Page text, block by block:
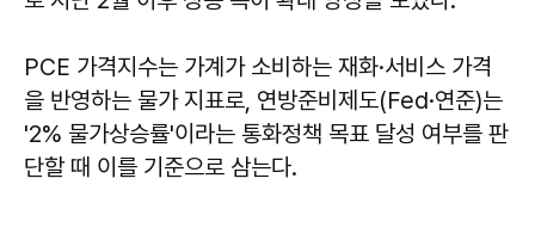
PCE 가격지수는 가계가 소비하는 재화·서비스 가격
을 반영하는 물가 지표로, 연방준비제도(Fed·연준)는
'2% 물가상승률'이라는 통화정책 목표 달성 여부를 판
단할 때 이를 기준으로 삼는다.